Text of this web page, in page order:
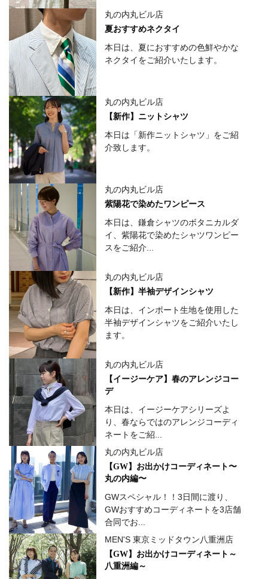
丸の内丸ビル店
夏おすすめネクタイ
本日は、夏におすすめの色鮮やかな
ネクタイをご紹介いたします。
丸の内丸ビル店
【新作】ニットシャツ
本日は「新作ニットシャツ」をご紹
介致します。
丸の内丸ビル店
紫陽花で染めたワンピース
本日は、鎌倉シャツのボタニカルダ
イ、紫陽花で染めたシャツワンピー
スをご紹介...
丸の内丸ビル店
【新作】半袖デザインシャツ
本日は、インポート生地を使用した
半袖デザインシャツをご紹介いたし
ます。
丸の内丸ビル店
【イージーケア】春のアレンジコー
デ
本日は、イージーケアシリーズよ
り、春ならではのアレンジコーディ
ネートをご紹...
丸の内丸ビル店
【GW】お出かけコーディネート〜
丸の内編〜
GWスペシャル！！3日間に渡り、
GWおすすめコーディネートを3店舗
合同でお...
MEN'S 東京ミッドタウン八重洲店
【GW】お出かけコーディネート～
八重洲編～